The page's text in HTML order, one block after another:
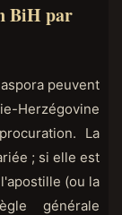
BiH par
peuvent
Herzégovine
La
; si elle est
(ou la
générale